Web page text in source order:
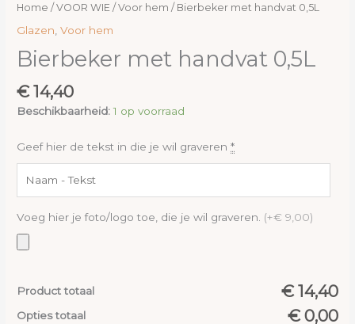
Home /VOOR WIE /Voor hem / Bierbeker met handvat 0,5L
Glazen,Voor hem
Bierbeker met handvat 0,5L
€14,40
Beschikbaarheid: 1 op voorraad
Geef hier de tekst in die je wil graveren *
Voeg hier je foto/logo toe, die je wil graveren. (+€ 9,00)
Product totaal € 14,40
Opties totaal € 0,00